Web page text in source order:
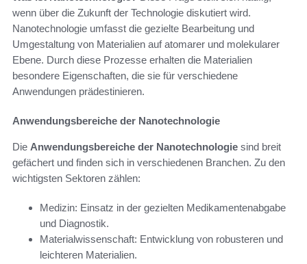
wenn über die Zukunft der Technologie diskutiert wird.
Nanotechnologie umfasst die gezielte Bearbeitung und
Umgestaltung von Materialien auf atomarer und molekularer
Ebene. Durch diese Prozesse erhalten die Materialien
besondere Eigenschaften, die sie für verschiedene
Anwendungen prädestinieren.
Anwendungsbereiche der Nanotechnologie
Die Anwendungsbereiche der Nanotechnologie sind breit
gefächert und finden sich in verschiedenen Branchen. Zu den
wichtigsten Sektoren zählen:
Medizin: Einsatz in der gezielten Medikamentenabgabe
und Diagnostik.
Materialwissenschaft: Entwicklung von robusteren und
leichteren Materialien.